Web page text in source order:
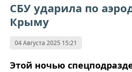
СБУ ударила по
Крыму
04 Августа 2025 15:21
Этой ночью